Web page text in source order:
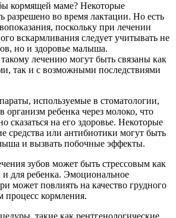
кормящей маме? Некоторые
разрешено во время лактации. Но есть
поскольку при лечении
вскармливания следует учитывать не
но и здоровье малыша.
лечению могут быть связаны как
так и с возможными последствиями
используемые в стоматологии,
организм ребенка через молоко, что
сказаться на его здоровье. Некоторые
средства или антибиотики могут быть
и вызвать побочные эффекты.
зубов может быть стрессовым как
и для ребенка. Эмоциональное
может повлиять на качество грудного
процесс кормления.